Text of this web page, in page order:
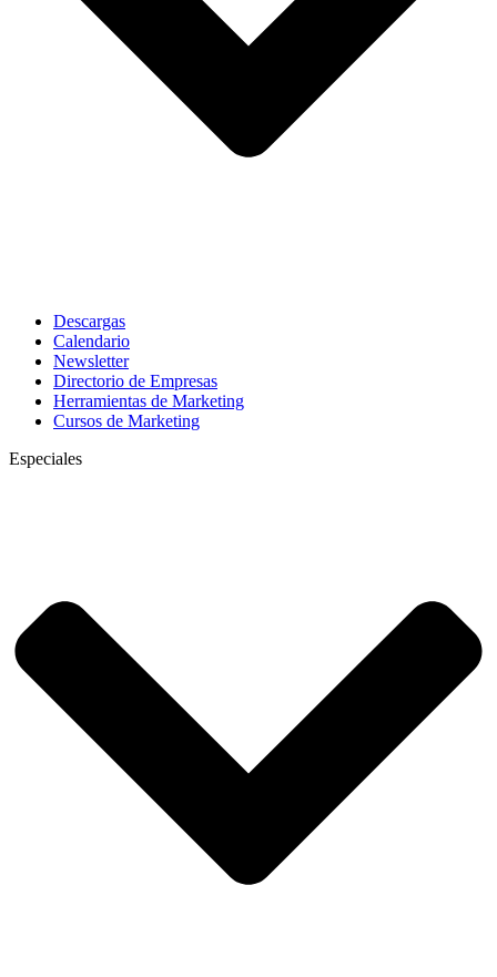
Descargas
Calendario
Newsletter
Directorio de Empresas
Herramientas de Marketing
Cursos de Marketing
Especiales